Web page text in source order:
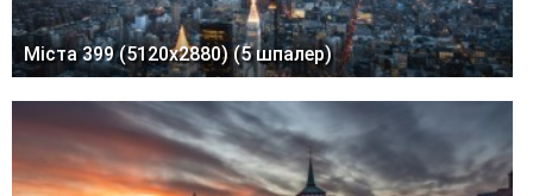
Міста 399 (5120x2880) (5 шпалер)